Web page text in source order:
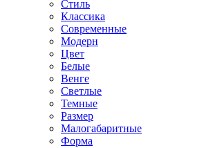
Стиль
Классика
Современные
Модерн
Цвет
Белые
Венге
Светлые
Темные
Размер
Малогабаритные
Форма